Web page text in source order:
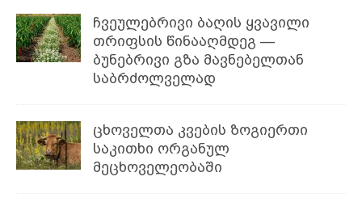
ჩვეულებრივი ბაღის ყვავილი
თრიფსის წინააღმდეგ —
ბუნებრივი გზა მავნებელთან
საბრძოლველად
ცხოველთა კვების ზოგიერთი
საკითხი ორგანულ
მეცხოველეობაში